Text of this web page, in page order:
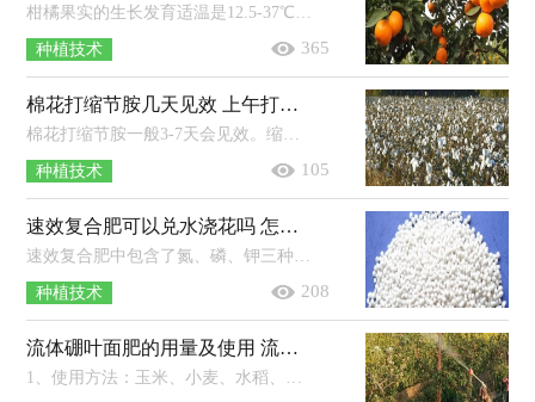
柑橘果实的生长发育适温是12.5-37℃，秋季花芽分化时，白天适温为20℃左右，晚上适温为10℃左右。年日照时长达到1200-2200小时的地区适...
种植技术 365
棉花打缩节胺几天见效 上午打还是下午打好 打多了用什么方法补救
棉花打缩节胺一般3-7天会见效。缩节胺的优点：可以延缓棉花主茎、果枝的伸长，防止棉花徒长；能有效控制棉花顶芽、叶枝和腋芽的生长；能...
种植技术 105
速效复合肥可以兑水浇花吗 怎么用
速效复合肥中包含了氮、磷、钾三种元素，能够给花卉提供所必需的营养物质，在使用时，一般将复合肥按照比例兑水溶解后浇花；其中兑水比例...
种植技术 208
流体硼叶面肥的用量及使用 流体硼叶面肥在玉米什么时候用
1、使用方法：玉米、小麦、水稻、瓜果、油菜、花椰菜、大白菜、甘蓝等作物使用时的稀释倍数为1500-2000倍，果树、棉花等经济作物以及...